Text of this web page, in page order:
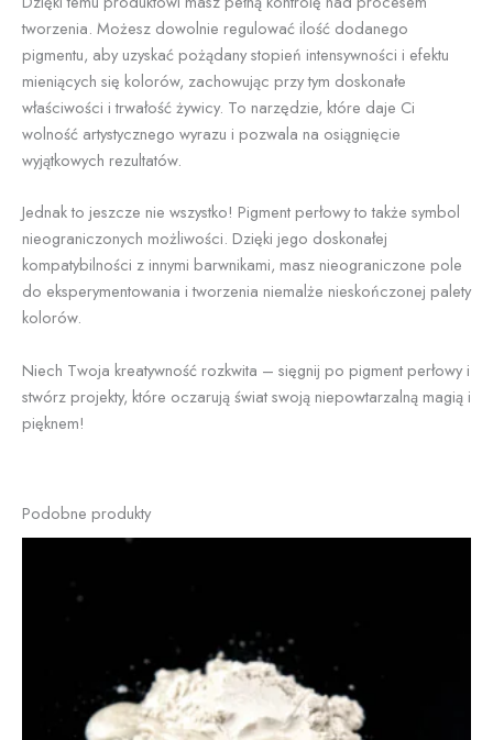
tworzenia. Możesz dowolnie regulować ilość dodanego
pigmentu, aby uzyskać pożądany stopień intensywności i efektu
mieniących się kolorów, zachowując przy tym doskonałe
właściwości i trwałość żywicy. To narzędzie, które daje Ci
wolność artystycznego wyrazu i pozwala na osiągnięcie
wyjątkowych rezultatów.
Jednak to jeszcze nie wszystko! Pigment perłowy to także symbol
nieograniczonych możliwości. Dzięki jego doskonałej
kompatybilności z innymi barwnikami, masz nieograniczone pole
do eksperymentowania i tworzenia niemalże nieskończonej palety
kolorów.
Niech Twoja kreatywność rozkwita – sięgnij po pigment perłowy i
stwórz projekty, które oczarują świat swoją niepowtarzalną magią i
pięknem!
Podobne produkty